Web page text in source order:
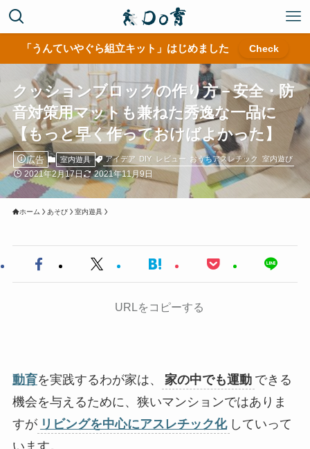
「うんていやぐら組立キット」はじめました Check
クッションブロックの作り方－安全・防
音対策用マットも兼ねた秀逸な一品に
【もっと早く作っておけばよかった】
広告 室内遊具 アイデア DIY レビュー おうちアスレチック 室内遊び
2021年2月17日 2021年11月9日
ホーム あそび 室内遊具
URLをコピーする
動育を実践するわが家は、 家の中でも運動 できる
機会を与えるために、狭いマンションではありま
すが リビングを中心にアスレチック化 していって
います。